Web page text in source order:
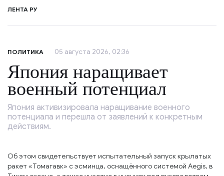
ЛЕНТА РУ
ПОЛИТИКА 05 августа 2026, 02:36
Япония наращивает
военный потенциал
Япония активизировала наращивание военного
потенциала и перешла от заявлений к конкретным
действиям.
Об этом свидетельствует испытательный запуск крылатых
ракет «Томагавк» с эсминца, оснащённого системой Aegis, в